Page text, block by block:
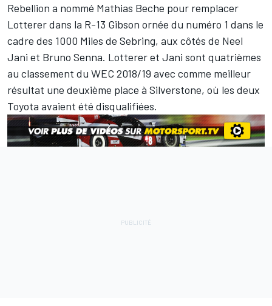
Rebellion a nommé Mathias Beche pour remplacer
Lotterer dans la R-13 Gibson ornée du numéro 1 dans le
cadre des 1000 Miles de Sebring, aux côtés de Neel
Jani et Bruno Senna. Lotterer et Jani sont quatrièmes
au classement du WEC 2018/19 avec comme meilleur
résultat une deuxième place à Silverstone, où les deux
Toyota avaient été disqualifiées.